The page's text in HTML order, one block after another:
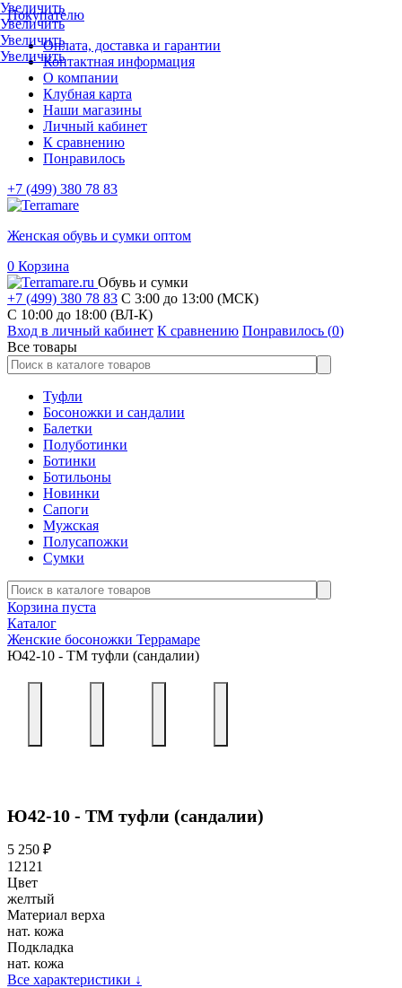
Покупателю
Оплата, доставка и гарантии
Контактная информация
О компании
Клубная карта
Наши магазины
Личный кабинет
К сравнению
Понравилось
+7 (499) 380 78 83
Женская обувь и сумки оптом
0 Корзина
Обувь и сумки
+7 (499) 380 78 83 С 3:00 до 13:00 (МСК)
C 10:00 до 18:00 (ВЛ-К)
Вход в личный кабинет К сравнению Понравилось (0)
Все товары
Туфли
Босоножки и сандалии
Балетки
Полуботинки
Ботинки
Ботильоны
Новинки
Сапоги
Мужская
Полусапожки
Сумки
Корзина пуста
Каталог
Женские босоножки Террамаре
Ю42-10 - ТМ туфли (сандалии)
Увеличить
Увеличить
Увеличить
Увеличить
Ю42-10 - ТМ туфли (сандалии)
5 250 ₽
12121
Цвет
желтый
Материал верха
нат. кожа
Подкладка
нат. кожа
Все характеристики ↓